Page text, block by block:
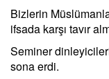
Bizlerin
ifsada karşı tavır
Seminer
sona erdi.